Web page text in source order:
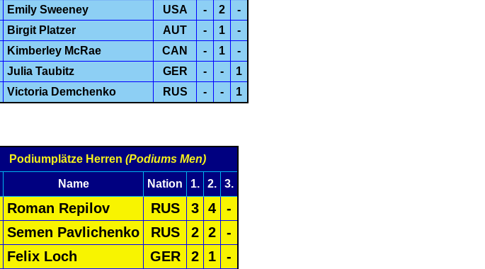
Emily Sweeney USA - 2
-
Birgit Platzer AUT - 1
-
Kimberley McRae
CAN - 1
-
Julia Taubitz GER - -
1
Victoria Demchenko
RUS - - 1
Podiumplätze Herren (Podiums Men)
Name Nation 1. 2. 3.
Roman Repilov RUS 3 4
-
Semen Pavlichenko RUS 2 2
-
Felix Loch GER 2 1 -